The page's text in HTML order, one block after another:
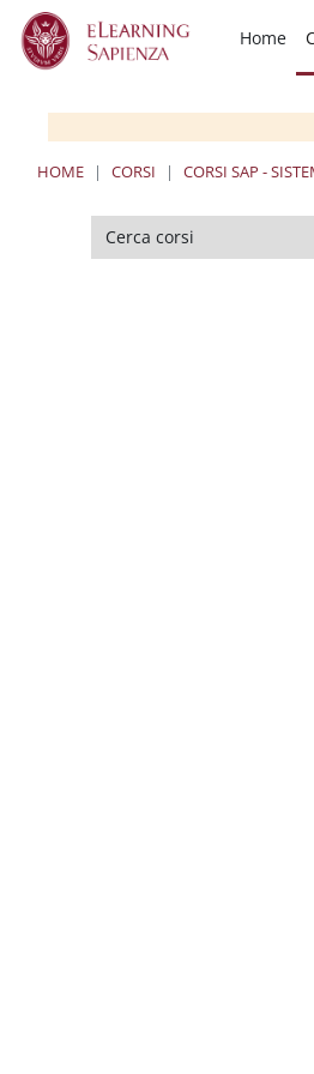
Vai al contenuto principale
Home
HOME CORSI CORSI SAP -
Cerca corsi